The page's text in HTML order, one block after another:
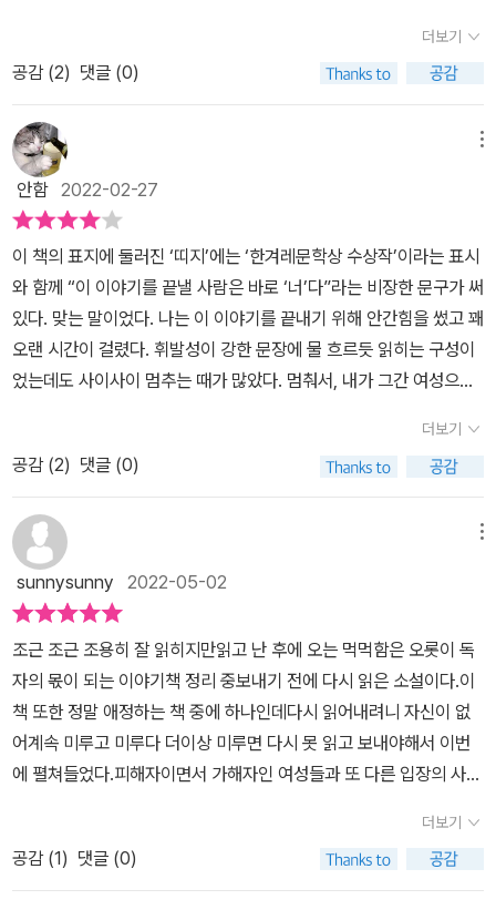
명이 얽히고 설킨 관계로 맺어진다. 소설에 등장하는 주요 여성 인물
로 진아, 수진, 유리가 있고, 이들과는 다른 사람이라고 할 수 있는 이
강현이 등장한다. (이 이강현은 생물학적인 성별로는 여성이지만 삶
의 양태로 보면 이 소설에서 말하는 '다른 사람'이라고 할 수 있다) 여
기에 남성 인물로는 류현규와 김동희가 등장한다. 물론 이 소설의 서
술자인 진아를 나락에서 허우적거리게만 만들지 않는 단아라는 여성
인물이 등장하고, 나중에 '다른 사람'보다는 '나'로 살아가는 모습을 보
인느 당찬 젊은이인 김이영, 서술자인 진아를 서술로 이끈 이진섭이
라는 남성이 등장하지만 이들이 서술의 중심에 있지는 않다. 진아, 수
진, 유리는 공통점이 있다. 이들이 겪은 일들이 그렇고 대응하는 방식
이 그렇다. 이들은 '나'보다는 '다른 사람'이 되고 싶어했다. 그렇게 자
신들의 '나'를 지우고 이 '나' 위에 '다른 사람'을 덧씌우려 했다. 물론
못하고 있다. 이 그림자를 벗어나지 못하는 한 수진은 겉으로 보이는
지 못하고 '나'임을 의식하면서 전전긍긍하는 삶. 이런 삶에서는 '나'와
비슷한 존재들을 배척할 수밖에 없다. 왜냐하면 이런 존재들은 '나'를
'다른 사람'으로 살아가게 하는데 방해가 되기 때문이다. 그래서 이들
은 관계맺기에 실패한다. 바로 그들에게서 '나'를 보기 때문이고, 이런
'나들'이 바로 자신을 나약한 존재, 삶을 힘들게 하는 존재라고 여기기
때문이다. 그렇기 때문에 수진도, 유리도 서술자인 진아의 '나'에 해당
한다. 그들은 '다른 사람' 될 수 없다. 그렇다면 '다른 사람'은 누구인
가? 바로 이런 '나'를 힘들게 하는 존재다. '나'를 힘들게 하기에, '나'가
도저히 견딜 수 없기 때문에, '나'역시 '다른 사람'이 되고자 한다. 강간
당하는 사람보다는 강간하는 사람이 되고자 한다. 그런데 이게 과연
해결책일까? 이는 가해와 피해의 이분법 속에서 벗어나지 못하는 모
느껴진다. 결과적으로 피해의 정도는 다르다고 해도, 반응도 이후의
삶(혹은 삶의 중단)의 형태도 다르다고 해도. 플로깅 - 의지적인 것
은 아니고 산책 때마다 눈에 띄는 걸 조금 줍는다 - 을 할 때마다 생각
없이 쓰레기 줍는 행위에만 집중하자고 결심하지만, 현존하는 교육과
문명의 무용함을 자꾸 떠올리게 된다. 그와 유사하게 폭력은 폭력,
범죄는 범죄, 싫다면 싫은 줄 알아! 라고 발작처럼 소리 지르고 싶은
기분은 섬세하게 고려된 요리조리 법망과 영리한 변호가 역겹다. 잠
시 숨을 내 쉬고 나니 그 기막힌 순간마다 방어하고 거부하고 설득한
모든 분들의 노고가 뼈아프다. “수진이 생각하기에 강간은 단순했다.
정말 쉽게 분류할 수 있었다. 피해자가 원하지 않았을 때 성관계를 하
는 것.”​​​​​​​ “페미니즘을 논하는 남자 교수들은 여성 인권까지 신경 쓰는
진보주의자로 통하지만, 여자 교수들이 페미니즘을 논하면 큰 그림을
보지 못하는 꼴 페미가 될 뿐이다.” 어쩌다 무엇도 변화시킬 수 없고
새로 만들 수 없는 혐오vs혐오의 대결이 다른 것들을 다 집어 삼킬 듯
이웃의 얼굴을 쓰고 살아가는 것일까. 오늘은 뭘 읽든 글이 죄다 사회
과학식(?) 분풀이가 된다. 소설을 감상하고 문학을 만나는 법을 모두
잊은 것처럼. (강화길 작가님 죄송합니다...) 뉴스를 모른 채 살고 싶
은데, 그러면 안 된다는 논리가 또 설득적이다. 견디고 기다리는 일을
못하는 시시한 깜냥이라 그렇다. 강화길 작가님의 이 작품에는 물론
피해 상황이 자극적으로 나열되지 않는다. 피해자의 내면을 깊이 들
여다보고 스스로 이겨내는 과정을 내내 응원하는 글이다. 얇은 성냥
처럼 화르륵 거리지 않고 차분하게 침착하게 그리고 깊이 함께 분노
하며 쓰신 글이다. 많은 문장들이 피해자가 갇힌 생각 없는 폭력적인
다. 체력을 안배해서 끝까지 싸우겠다는 연대다. 전체 내용을 잘 전달
할 능력은 없지만 읽어 주실 분들은 언제든 그러실 거라 믿는다. [판
의 공식] 출처 : <불온하고 불완전한 편지> 이소호 시집 현대문학
더보기
공감 (2) 댓글 (0)
안함2022-02-27
이 책의 표지에 둘러진 ‘띠지’에는 ‘한겨레문학상 수상작’이라는 표시
와 함께 “이 이야기를 끝낼 사람은 바로 ‘너’다”라는 비장한 문구가 써
있다. 맞는 말이었다. 나는 이 이야기를 끝내기 위해 안간힘을 썼고 꽤
오랜 시간이 걸렸다. 휘발성이 강한 문장에 물 흐르듯 읽히는 구성이
었는데도 사이사이 멈추는 때가 많았다. 멈춰서, 내가 그간 여성으로
통째로 불러와 동시에 읽어야 했다. 이 소설 속 여성들이 현재 직면한
고통에 맞서서 봉인된 과거를 풀어헤치듯이, 소설은 독자에게도 노골
적으로 그렇게 할 것을 요구하고 있다. 그리고 묻는다. 당신은 이들과
‘다른 사람’인가? 진공청소기가 빨아들인 기억 속으로 “그녀를 가장
경멸한 건 누구였던가. 여자들이었다. 자신은 하유리와 다르다며 마
치 진실에 맞서는 듯 지껄이던 년들. 하유리와 다르다는 걸 자랑스러
워했지. 너희가 가장 악마들이었어. 너희는 다 똑같은 년들이야.”다
똑같은 년들. 이건 소설 속 한 남성의 발화이다. 나 역시 빼도 박도 못
하게 ‘똑같은 년들’ 중 하나로서 이 서평을 쓴다. 소설에서는 진아, 수
진, 유리, 단아, 이영 등 (이름만 들어도) 정말이지 ‘똑같은 년들’의 현
재와 과거가 교차되며 펼쳐진다. 주요 인물인 진아, 수진, 유리는 안진
이라는 지방 도시에서 대학교를 같이 다닌 동창들이다. 진아는 누가
봐도 잘생기고 능력 있는 직장 상사와 연애를 하다가 상습 폭행을 당
하고, 그것을 공론화하는 과정에서 “진공청소기 같은 년”이라는 익명
더보기
공감 (2) 댓글 (0)
sunnysunny 2022-05-02
조근 조근 조용히 잘 읽히지만읽고 난 후에 오는 먹먹함은 오롯이 독
자의 몫이 되는 이야기책 정리 중보내기 전에 다시 읽은 소설이다.이
책 또한 정말 애정하는 책 중에 하나인데다시 읽어내려니 자신이 없
어계속 미루고 미루다 더이상 미루면 다시 못 읽고 보내야해서 이번
에 펼쳐들었다.피해자이면서 가해자인 여성들과 또 다른 입장의 사람
가보았나 싶게철저히 그 사람의 시선과 마음과 입장에서 하는 이야기
들그것을 점점 짜맞추어 가는 과정이극적이지 않지만조근조근지겨울
새 없이전개된다.처음에 읽으면서 좀 과장된거 아닌가 하는 생각을
더보기
공감 (1) 댓글 (0)